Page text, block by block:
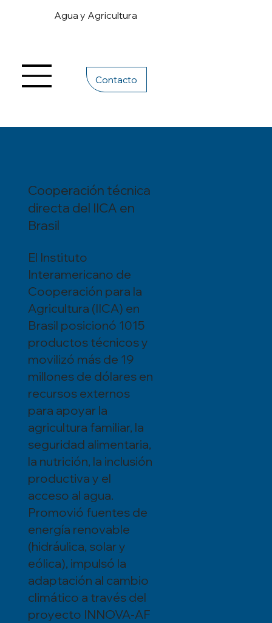
Agua y Agricultura
Contacto
Cooperación técnica
directa del IICA en
Brasil
El Instituto
Interamericano de
Cooperación para la
Agricultura (IICA) en
Brasil posicionó 1015
productos técnicos y
movilizó más de 19
millones de dólares en
recursos externos
para apoyar la
agricultura familiar, la
seguridad alimentaria,
la nutrición, la inclusión
productiva y el
acceso al agua.
Promovió fuentes de
energía renovable
(hidráulica, solar y
eólica), impulsó la
adaptación al cambio
climático a través del
proyecto INNOVA-AF